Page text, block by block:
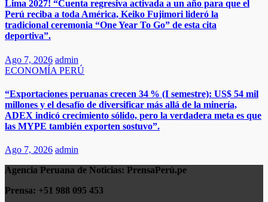
Lima 2027! “Cuenta regresiva activada a un año para que el
Perú reciba a toda América, Keiko Fujimori lideró la
tradicional ceremonia “One Year To Go” de esta cita
deportiva”.
Ago 7, 2026 admin
ECONOMÍA PERÚ
“Exportaciones peruanas crecen 34 % (I semestre): US$ 54 mil
millones y el desafío de diversificar más allá de la minería,
ADEX indicó crecimiento sólido, pero la verdadera meta es que
las MYPE también exporten sostuvo”.​​
Ago 7, 2026 admin
Agencia Peruana de Noticias: PrensaPerú.pe
Prensa: +51 988 095 453